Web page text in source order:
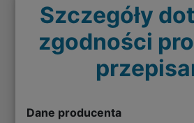
Szczegóły
zgodności
Dane producenta